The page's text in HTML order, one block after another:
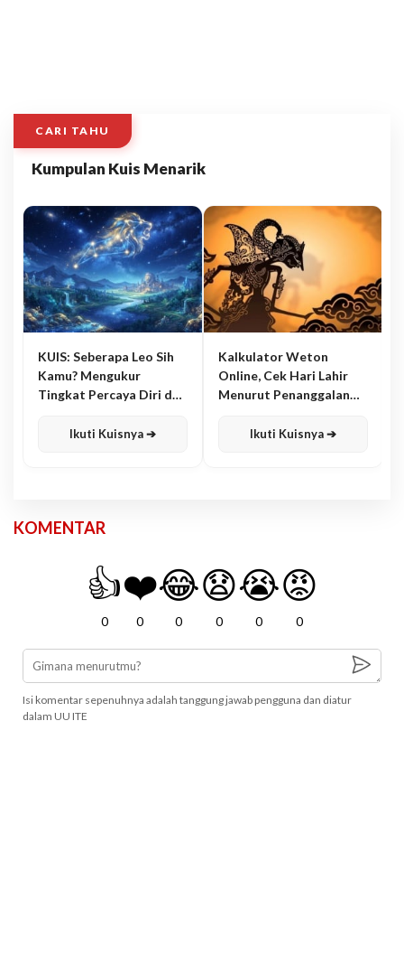
CARI TAHU
Kumpulan Kuis Menarik
KUIS: Seberapa Leo Sih
Kamu? Mengukur
Tingkat Percaya Diri dan
Ikuti Kuisnya ➔
Kalkulator Weton
Online, Cek Hari Lahir
Menurut Penanggalan
Ikuti Kuisnya ➔
KOMENTAR
👍
0
❤️
0
😂
0
😧
0
😭
0
😡
0
Isi komentar sepenuhnya adalah tanggung jawab pengguna dan diatur
dalam UU ITE